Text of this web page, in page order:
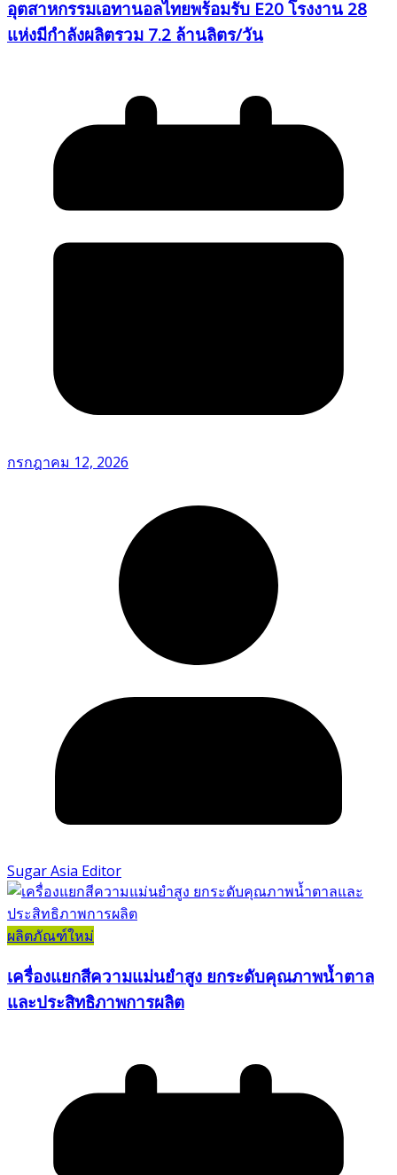
อุตสาหกรรมเอทานอลไทยพร้อมรับ E20 โรงงาน 28
แห่งมีกำลังผลิตรวม 7.2 ล้านลิตร/วัน
กรกฎาคม 12, 2026
Sugar Asia Editor
ผลิตภัณฑ์ใหม่
เครื่องแยกสีความแม่นยำสูง ยกระดับคุณภาพน้ำตาล
และประสิทธิภาพการผลิต